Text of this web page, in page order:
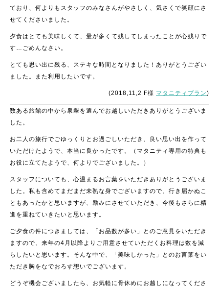
ており、何よりもスタッフのみなさんがやさしく、気さくで笑顔にさ
せてくださいました。
夕食はとても美味しくて、量が多くて残してしまったことが心残りで
す…ごめんなさい。
とても思い出に残る、ステキな時間となりました！ありがとうござい
ました。また利用したいです。
(2018,11,2 F様 マタニティプラン)
数ある旅館の中から泉翠を選んでお越しいただきありがとうございま
した。
お二人の旅行でごゆっくりとお過ごしいただき、良い思い出を作って
いただけたようで、本当に良かったです。（マタニティ専用の特典も
お役に立てたようで、何よりでございました。）
スタッフについても、心温まるお言葉をいただきありがとうございま
した。私も含めてまだまだ未熟な身でございますので、行き届かぬこ
ともあったかと思いますが、励みにさせていただき、今後もさらに精
進を重ねていきたいと思います。
ご夕食の件につきましては、「お品数が多い」とのご意見をいただき
ますので、来年の4月以降よりご用意させていただくお料理は数を減
らしたいと思います。そんな中で、「美味しかった」とのお言葉をい
ただき胸をなでおろす想いでございます。
どうぞ機会ございましたら、お気軽に骨休めにお越しになってくださ